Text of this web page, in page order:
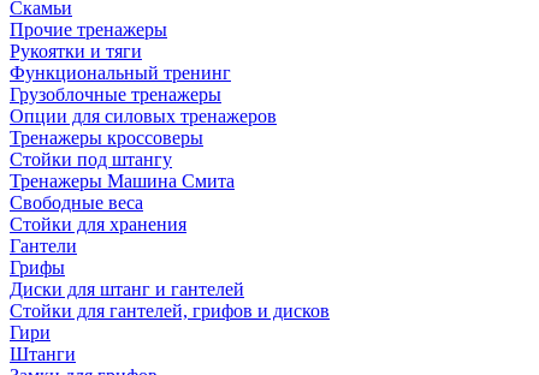
Скамьи
Прочие тренажеры
Рукоятки и тяги
Функциональный тренинг
Грузоблочные тренажеры
Опции для силовых тренажеров
Тренажеры кроссоверы
Стойки под штангу
Тренажеры Машина Смита
Свободные веса
Стойки для хранения
Гантели
Грифы
Диски для штанг и гантелей
Стойки для гантелей, грифов и дисков
Гири
Штанги